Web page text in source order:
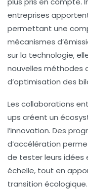
entreprises
permettant une
mécanismes
sur la technologie,
nouvelles méthodes
d’optimisation des
Les collaborations
ups créent un
l’innovation. Des
d’accélération
de tester leurs idées
échelle, tout en
transition écologique.